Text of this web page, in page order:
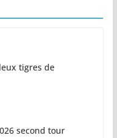
tigres de
second tour